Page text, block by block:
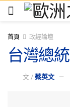
首頁 政經論壇
台灣總
文 / 蔡英文